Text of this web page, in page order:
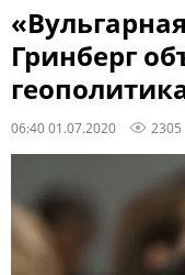
Гринберг
06:40 01.07.2020 2305